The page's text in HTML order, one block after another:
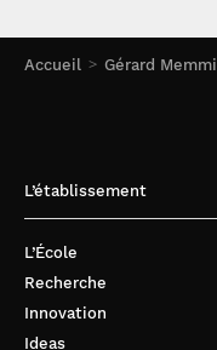
Accueil Gérard Memmi
L’établissement
L’École
Recherche
Innovation
Ideas